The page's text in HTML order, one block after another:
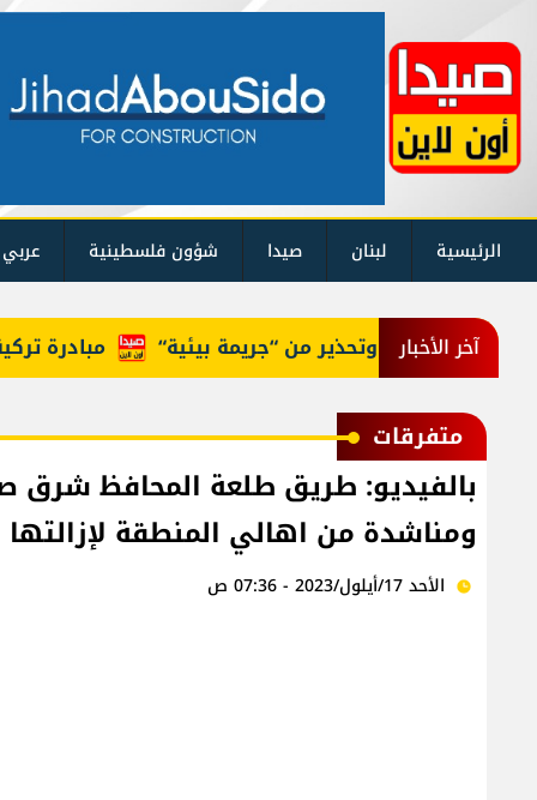
الرئيسية لبنان صيدا شؤون فلسطينية
آخر الأخبار مبادرة تركية في عكار وتحذير من “جريمة بيئية“
متفرقات
بالفيديو: طريق طلعة المحافظ شرق
ومناشدة من اهالي المنطقة لإزالتها
الأحد 17/أيلول/2023 - 07:36 ص